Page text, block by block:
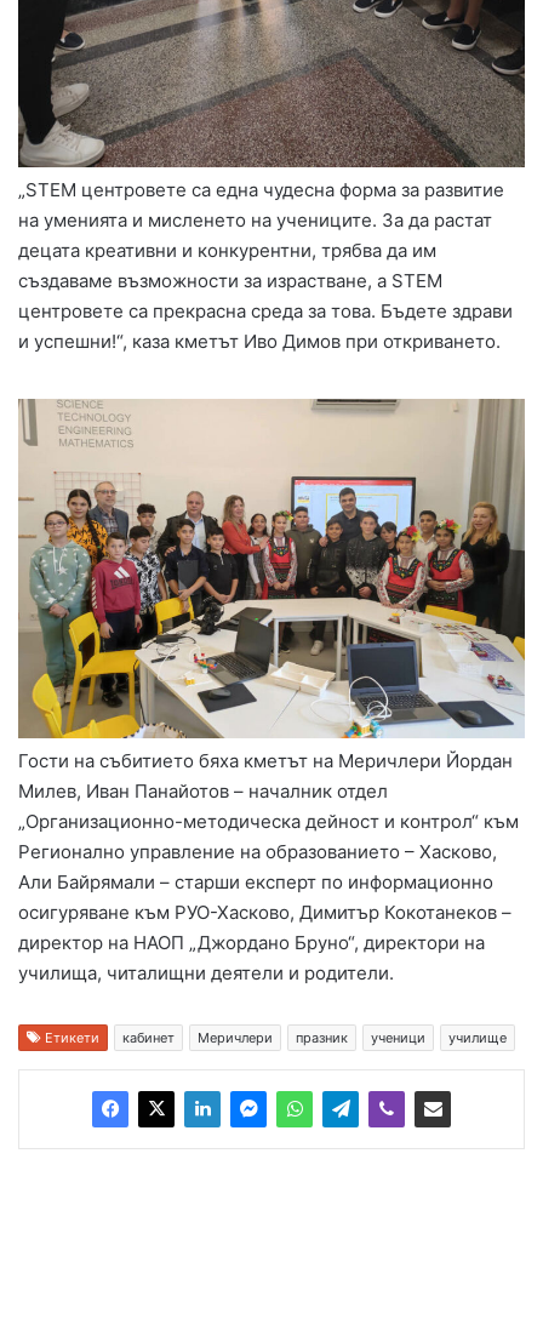
„STEM центровете са една чудесна форма за развитие
на уменията и мисленето на учениците. За да растат
децата креативни и конкурентни, трябва да им
създаваме възможности за израстване, а STEM
центровете са прекрасна среда за това. Бъдете здрави
и успешни!“, каза кметът Иво Димов при откриването.
Гости на събитието бяха кметът на Меричлери Йордан
Милев, Иван Панайотов – началник отдел
„Организационно-методическа дейност и контрол“ към
Регионално управление на образованието – Хасково,
Али Байрямали – старши експерт по информационно
осигуряване към РУО-Хасково, Димитър Кокотанеков –
директор на НАОП „Джордано Бруно“, директори на
училища, читалищни деятели и родители.
Етикети кабинет Меричлери празник ученици училище